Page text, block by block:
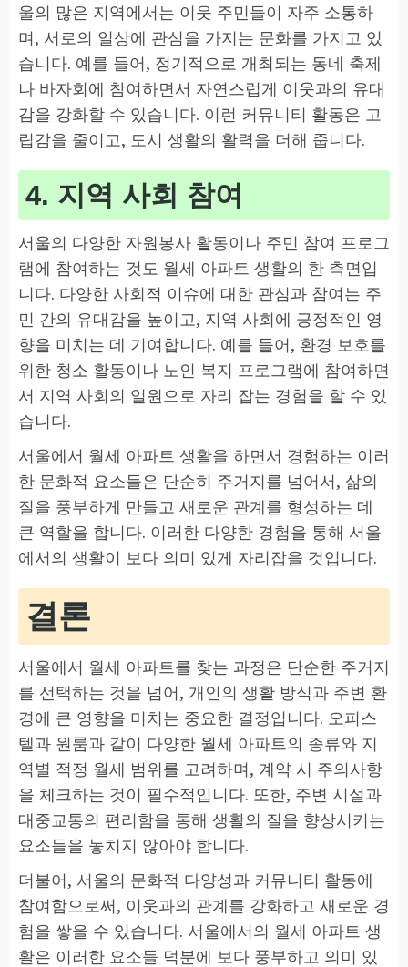
울의 많은 지역에서는 이웃 주민들이 자주 소통하
며, 서로의 일상에 관심을 가지는 문화를 가지고 있
습니다. 예를 들어, 정기적으로 개최되는 동네 축제
나 바자회에 참여하면서 자연스럽게 이웃과의 유대
감을 강화할 수 있습니다. 이런 커뮤니티 활동은 고
립감을 줄이고, 도시 생활의 활력을 더해 줍니다.
4. 지역 사회 참여
서울의 다양한 자원봉사 활동이나 주민 참여 프로그
램에 참여하는 것도 월세 아파트 생활의 한 측면입
니다. 다양한 사회적 이슈에 대한 관심과 참여는 주
민 간의 유대감을 높이고, 지역 사회에 긍정적인 영
향을 미치는 데 기여합니다. 예를 들어, 환경 보호를
위한 청소 활동이나 노인 복지 프로그램에 참여하면
서 지역 사회의 일원으로 자리 잡는 경험을 할 수 있
습니다.
서울에서 월세 아파트 생활을 하면서 경험하는 이러
한 문화적 요소들은 단순히 주거지를 넘어서, 삶의
질을 풍부하게 만들고 새로운 관계를 형성하는 데
큰 역할을 합니다. 이러한 다양한 경험을 통해 서울
에서의 생활이 보다 의미 있게 자리잡을 것입니다.
결론
서울에서 월세 아파트를 찾는 과정은 단순한 주거지
를 선택하는 것을 넘어, 개인의 생활 방식과 주변 환
경에 큰 영향을 미치는 중요한 결정입니다. 오피스
텔과 원룸과 같이 다양한 월세 아파트의 종류와 지
역별 적정 월세 범위를 고려하며, 계약 시 주의사항
을 체크하는 것이 필수적입니다. 또한, 주변 시설과
대중교통의 편리함을 통해 생활의 질을 향상시키는
요소들을 놓치지 않아야 합니다.
더불어, 서울의 문화적 다양성과 커뮤니티 활동에
참여함으로써, 이웃과의 관계를 강화하고 새로운 경
험을 쌓을 수 있습니다. 서울에서의 월세 아파트 생
활은 이러한 요소들 덕분에 보다 풍부하고 의미 있